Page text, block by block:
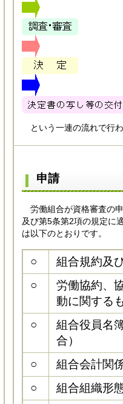
という一連の流れで行
申請
労働組合が資格審査の
及び第5条第2項の規定に
は以下のとおりです。
○
組合規約及
○
労働協約、
動に関する
○
組合役員名
合）
○
組合会計関
○
組合組織形